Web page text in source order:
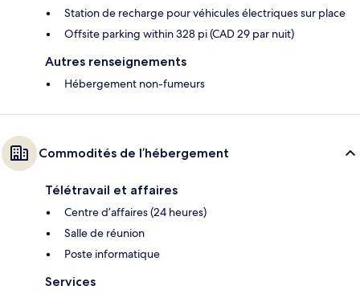
Station de recharge pour véhicules électriques sur place
Offsite parking within 328 pi (CAD 29 par nuit)
Autres renseignements
Hébergement non-fumeurs
Commodités de l’hébergement
Télétravail et affaires
Centre d’affaires (24 heures)
Salle de réunion
Poste informatique
Services